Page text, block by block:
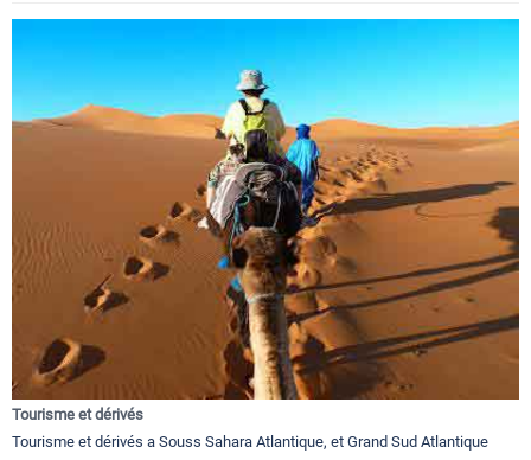
Tourisme et dérivés
Tourisme et dérivés a Souss Sahara Atlantique, et Grand Sud Atlantique